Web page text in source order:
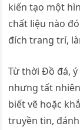
kiến tạo một
chất liệu nào
đích trang trí,
Từ thời Đồ đá,
nhưng tất
biết vẽ hoặc
truyền tin,